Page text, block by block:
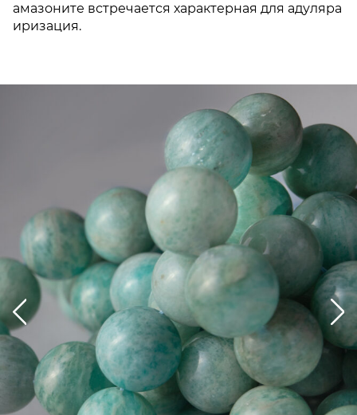
амазоните встречается характерная для адуляра
иризация.